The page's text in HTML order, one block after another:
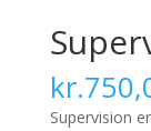
kr.
Supervision